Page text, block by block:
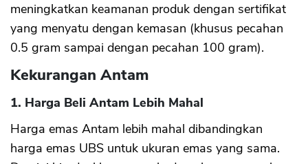
meningkatkan keamanan produk dengan sertifikat
yang menyatu dengan kemasan (khusus pecahan
0.5 gram sampai dengan pecahan 100 gram).
Kekurangan Antam
1. Harga Beli Antam Lebih Mahal
Harga emas Antam lebih mahal dibandingkan
harga emas UBS untuk ukuran emas yang sama.